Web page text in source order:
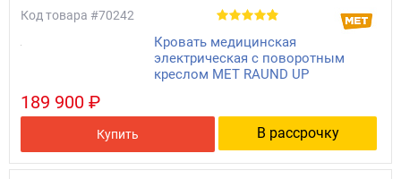
Код товара #70242
Кровать медицинская
электрическая с поворотным
креслом МЕТ RAUND UP
189 900 ₽
Купить В рассрочку